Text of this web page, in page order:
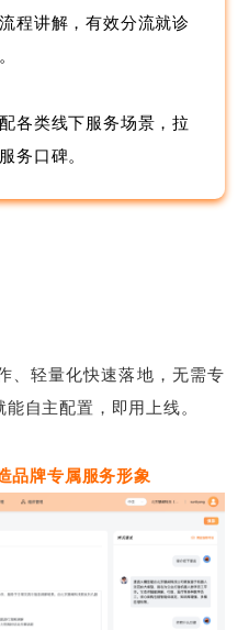
程讲解，有效分流就诊
各类线下服务场景，拉
务口碑。
、轻量化快速落地，无需专
自主配置，即用上线。
品牌专属服务形象